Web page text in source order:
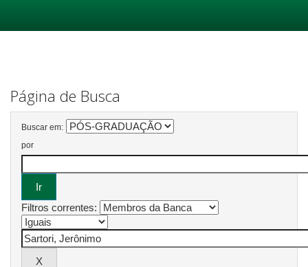
Página de Busca
Buscar em:
por
Filtros correntes: